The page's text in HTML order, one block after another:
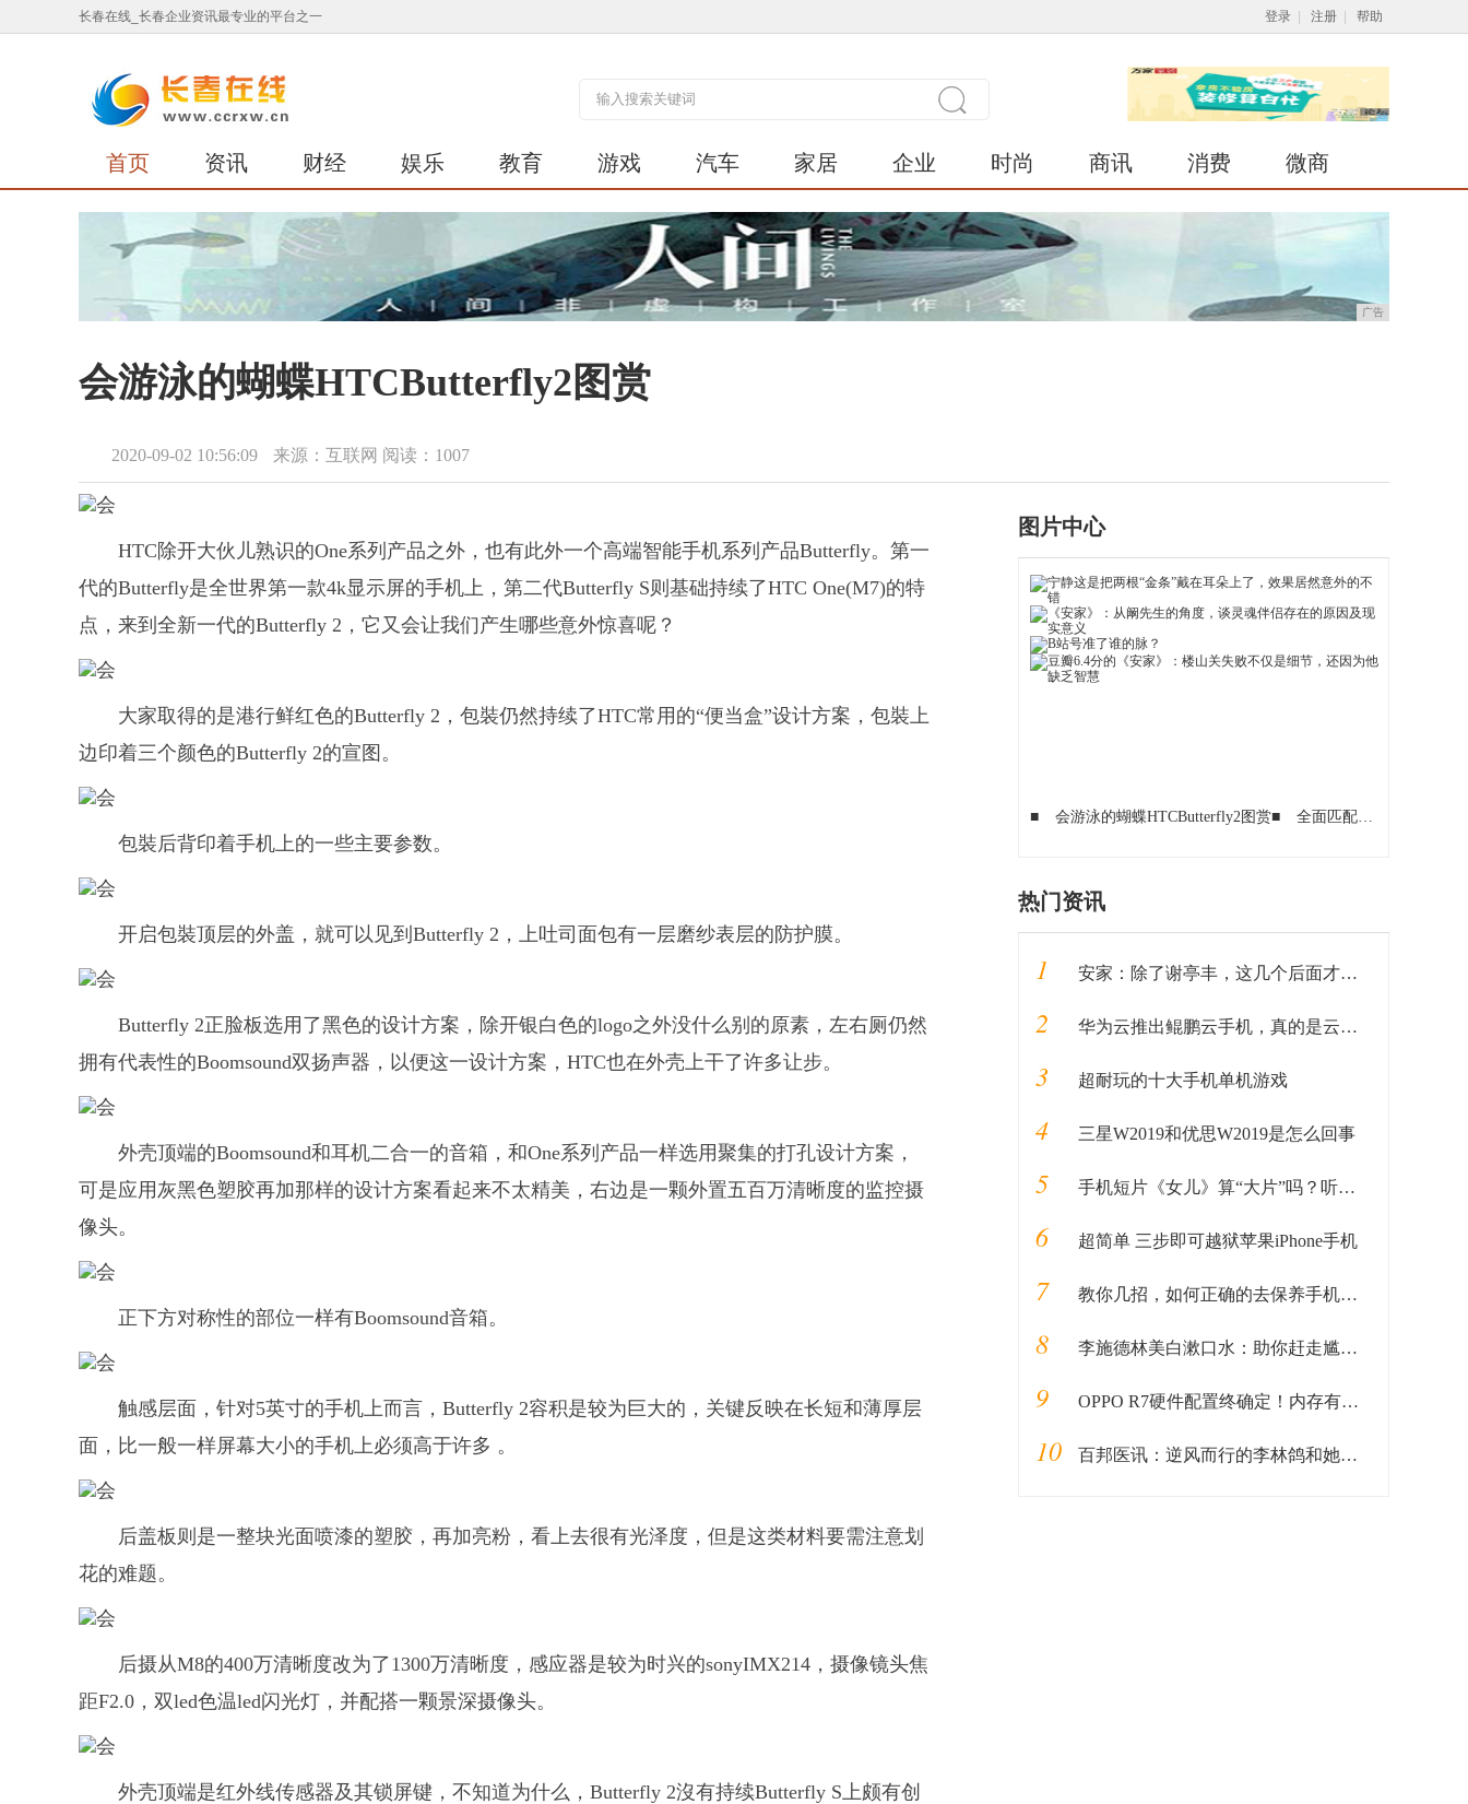
长春在线_长春企业资讯最专业的平台之一 登录 注册 帮助
首页 资讯 财经 娱乐 教育 游戏 汽车 家居 企业 时尚 商讯 消费 微商
广告
会游泳的蝴蝶HTCButterfly2图赏
2020-09-02 10:56:09 来源：互联网 阅读：1007
HTC除开大伙儿熟识的One系列产品之外，也有此外一个高端智能手机系列产品Butterfly。第一
代的Butterfly是全世界第一款4k显示屏的手机上，第二代Butterfly S则基础持续了HTC One(M7)的特
点，来到全新一代的Butterfly 2，它又会让我们产生哪些意外惊喜呢？
大家取得的是港行鲜红色的Butterfly 2，包裝仍然持续了HTC常用的“便当盒”设计方案，包裝上
边印着三个颜色的Butterfly 2的宣图。
包裝后背印着手机上的一些主要参数。
开启包裝顶层的外盖，就可以见到Butterfly 2，上吐司面包有一层磨纱表层的防护膜。
Butterfly 2正脸板选用了黑色的设计方案，除开银白色的logo之外没什么别的原素，左右厕仍然
拥有代表性的Boomsound双扬声器，以便这一设计方案，HTC也在外壳上干了许多让步。
外壳顶端的Boomsound和耳机二合一的音箱，和One系列产品一样选用聚集的打孔设计方案，
可是应用灰黑色塑胶再加那样的设计方案看起来不太精美，右边是一颗外置五百万清晰度的监控摄
像头。
正下方对称性的部位一样有Boomsound音箱。
触感层面，针对5英寸的手机上而言，Butterfly 2容积是较为巨大的，关键反映在长短和薄厚层
面，比一般一样屏幕大小的手机上必须高于许多 。
后盖板则是一整块光面喷漆的塑胶，再加亮粉，看上去很有光泽度，但是这类材料要需注意划
花的难题。
后摄从M8的400万清晰度改为了1300万清晰度，感应器是较为时兴的sonyIMX214，摄像镜头焦
距F2.0，双led色温led闪光灯，并配搭一颗景深摄像头。
外壳顶端是红外线传感器及其锁屏键，不知道为什么，Butterfly 2沒有持续Butterfly S上颇有创
图片中心
■ 会游泳的蝴蝶HTCButterfly2图赏■ 全面匹配360OS!大神Note3也能脑洞大开脸龄拍照了!
热门资讯
1 安家：除了谢亭丰，这几个后面才出现的老戏骨，比孙俪演得还出彩
2 华为云推出鲲鹏云手机，真的是云上的虚拟手机？
3 超耐玩的十大手机单机游戏
4 三星W2019和优思W2019是怎么回事
5 手机短片《女儿》算“大片”吗？听专业摄影师讲讲丨揭秘
6 超简单 三步即可越狱苹果iPhone手机
7 教你几招，如何正确的去保养手机电池！
8 李施德林美白漱口水：助你赶走尴尬口气，打造清爽新形象
9 OPPO R7硬件配置终确定！内存有多大？
10 百邦医讯：逆风而行的李林鸽和她的“医领”